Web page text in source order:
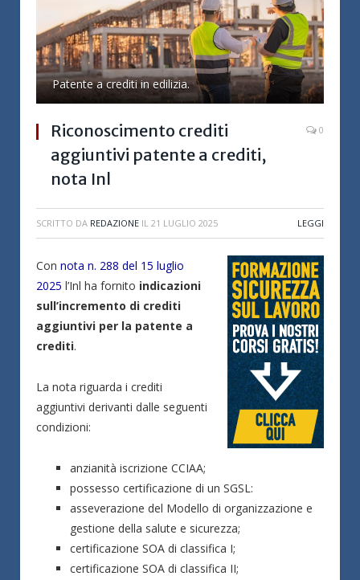
Patente a crediti in edilizia.
Riconoscimento crediti
aggiuntivi patente a crediti,
nota Inl
0
SCRITTO DA REDAZIONE IL 21 LUGLIO 2025 LEGGI
Con nota n. 288 del 15 luglio
2025 l’Inl ha fornito indicazioni
sull’incremento di crediti
aggiuntivi per la patente a
crediti.
La nota riguarda i crediti
aggiuntivi derivanti dalle seguenti
condizioni:
anzianità iscrizione CCIAA;
possesso certificazione di un SGSL:
asseverazione del Modello di organizzazione e
gestione della salute e sicurezza;
certificazione SOA di classifica I;
certificazione SOA di classifica II;